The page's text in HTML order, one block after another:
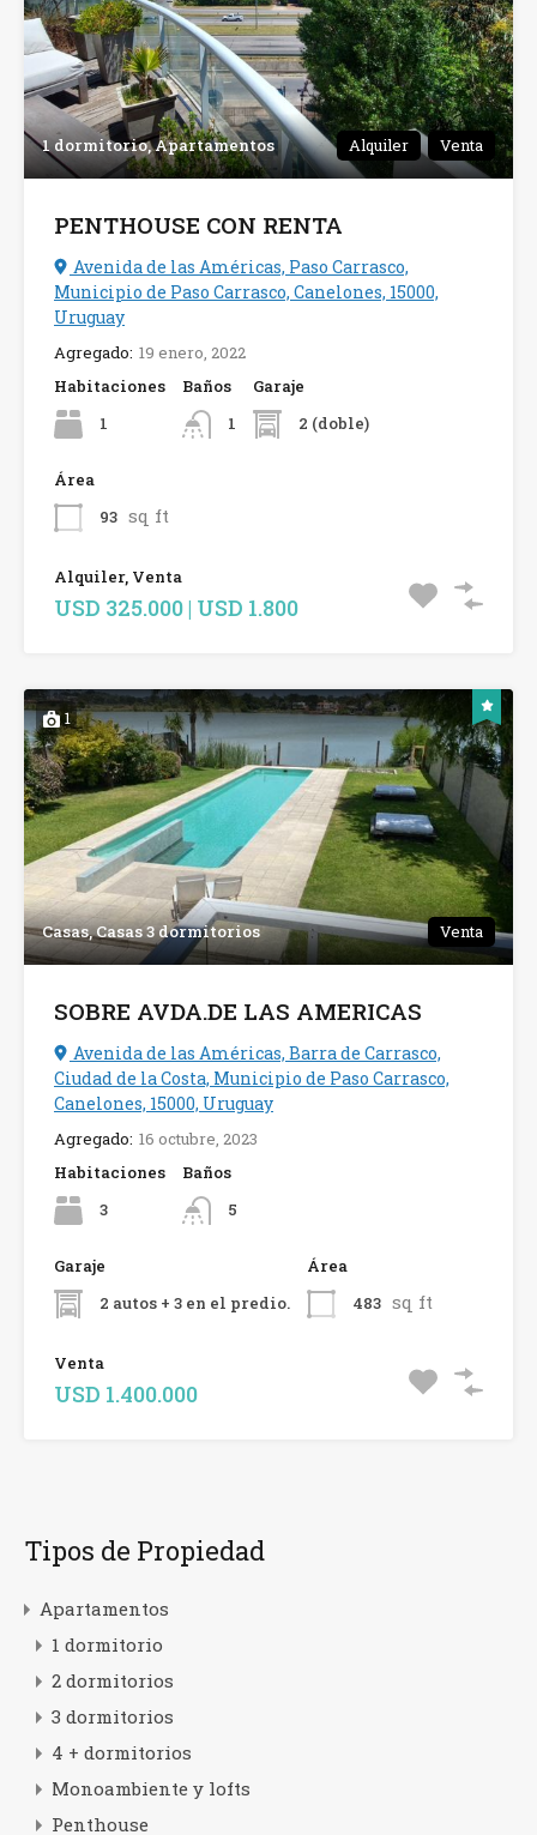
1 dormitorio, Apartamentos Alquiler Venta
PENTHOUSE CON RENTA
Avenida de las Américas, Paso Carrasco,
Municipio de Paso Carrasco, Canelones, 15000,
Uruguay
Agregado: 19 enero, 2022
Habitaciones
1
Baños
1
Garaje
2 (doble)
Área
93 sq ft
Alquiler, Venta
USD 325.000 | USD 1.800
1
Casas, Casas 3 dormitorios Venta
SOBRE AVDA.DE LAS AMERICAS
Avenida de las Américas, Barra de Carrasco,
Ciudad de la Costa, Municipio de Paso Carrasco,
Canelones, 15000, Uruguay
Agregado: 16 octubre, 2023
Habitaciones
3
Baños
5
Garaje
2 autos + 3 en el predio.
Área
483 sq ft
Venta
USD 1.400.000
Tipos de Propiedad
Apartamentos
1 dormitorio
2 dormitorios
3 dormitorios
4 + dormitorios
Monoambiente y lofts
Penthouse